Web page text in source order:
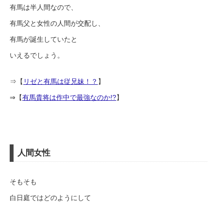
有馬は半人間なので、
有馬父と女性の人間が交配し、
有馬が誕生していたと
いえるでしょう。
⇒【 リゼと有馬は従兄妹！？ 】
⇒【有馬貴将は作中で最強なのか!?】
人間女性
そもそも
白日庭ではどのようにして